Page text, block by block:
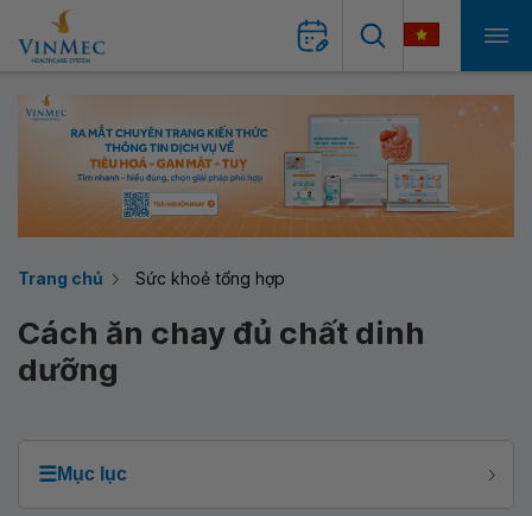
Trang chủ Sức khoẻ tổng hợp
Cách ăn chay đủ chất dinh
dưỡng
☰Mục lục